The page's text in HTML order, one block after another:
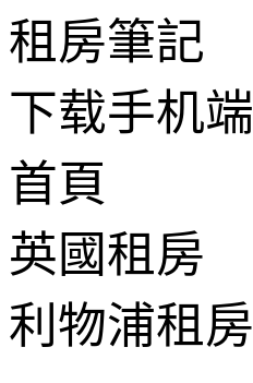
租房筆記
下载手机端
首頁
英國租房
利物浦租房